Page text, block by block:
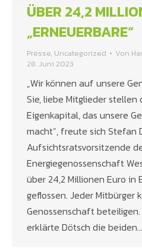
ÜBER 24,2
„ERNEUERBARE“
Presse, Uncategorized Von
28. Juni 2023
„Wir können auf unsere
Sie, liebe Mitglieder stellen
Eigenkapital, das unsere
macht“, freute sich Stefan
Aufsichtsratsvorsitzende
Energiegenossenschaft
über 24,2 Millionen Euro in
geflossen. Jeder Mitbürger
Genossenschaft
erklärte Dötsch die beiden…